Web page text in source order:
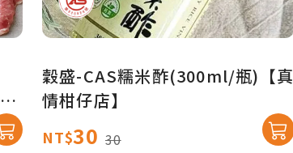
穀盛-CAS糯米酢(300ml/瓶)【真
情柑仔店】
NT$30 30